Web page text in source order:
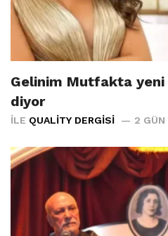
Gelinim Mutfakta yeni
diyor
İLE QUALITY DERGISI 2 GÜN